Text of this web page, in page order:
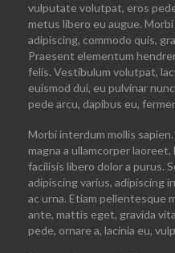
vulputate volutpat, eros
metus libero eu augue.
adipiscing, commodo quis,
Praesent elementum
felis. Vestibulum volutpat,
euismod dui, eu pulvinar
pede arcu, dapibus eu,
Morbi interdum mollis
magna a ullamcorper
facilisis libero dolor a purus.
adipiscing varius, adipiscing
ac urna. Etiam pellentesque
ante, mattis eget, gravida
pede, ornare a, lacinia eu,